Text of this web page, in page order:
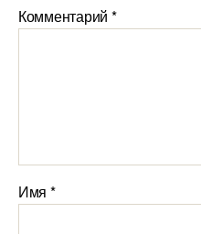
Комментарий *
Имя *